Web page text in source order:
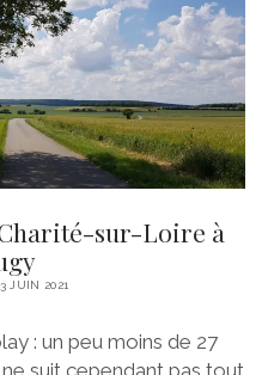
sur-Loire à
JUIN 2021
: un peu moins de 27
suit cependant pas tout